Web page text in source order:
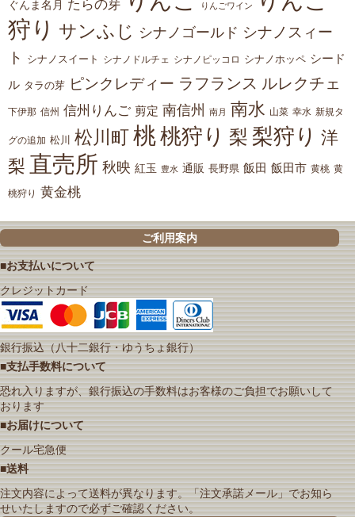
ぐんま名月 たらの芽 りんごワイン
狩り サンふじ シナノゴールド シナノスィー
ト
シナノスイート シナノドルチェ シナノピッコロ シナノホッペ シード
ル タラの芽 ピンクレディー ラフランス ルレクチェ
下伊那 信州 信州りんご 剪定 南信州 南月 南水 山菜 幸水 新規タ
グの追加 松川 松川町 桃桃狩り 梨 梨狩り 洋
梨 直売所 秋映 紅玉 豊水 通販 長野県 飯田 飯田市 黄桃 黄
桃狩り 黄金桃
ご利用案内
■お支払いについて
クレジットカード
銀行振込（八十二銀行・ゆうちょ銀行）
■支払手数料について
恐れ入りますが、銀行振込の手数料はお客様のご負担でお願いして
おります
■お届けについて
クール宅急便
■送料
注文内容によって送料が異なります。「注文承諾メール」でお知ら
せいたしますので必ずご確認ください。